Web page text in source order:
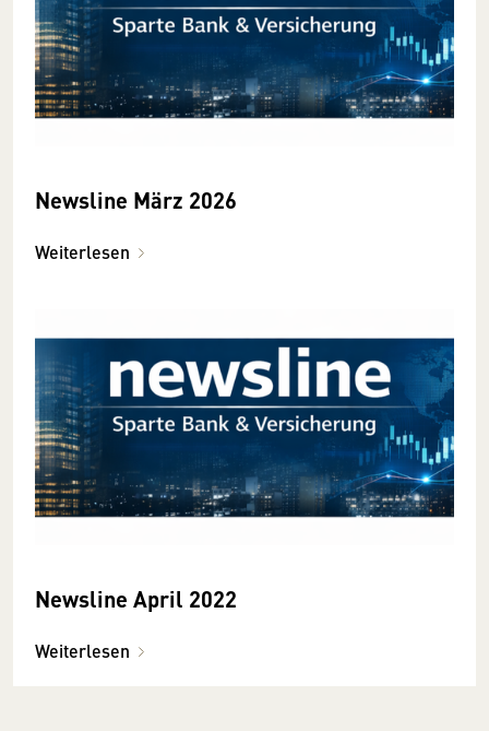
Newsline März 2026
Weiterlesen
Newsline April 2022
Weiterlesen